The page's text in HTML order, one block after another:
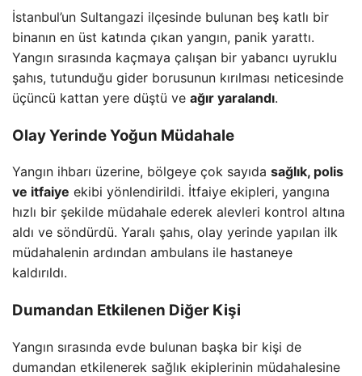
İstanbul’un Sultangazi ilçesinde bulunan beş katlı bir
binanın en üst katında çıkan yangın, panik yarattı.
Yangın sırasında kaçmaya çalışan bir yabancı uyruklu
şahıs, tutunduğu gider borusunun kırılması neticesinde
üçüncü kattan yere düştü ve ağır yaralandı.
Olay Yerinde Yoğun Müdahale
Yangın ihbarı üzerine, bölgeye çok sayıda sağlık, polis
ve itfaiye ekibi yönlendirildi. İtfaiye ekipleri, yangına
hızlı bir şekilde müdahale ederek alevleri kontrol altına
aldı ve söndürdü. Yaralı şahıs, olay yerinde yapılan ilk
müdahalenin ardından ambulans ile hastaneye
kaldırıldı.
Dumandan Etkilenen Diğer Kişi
Yangın sırasında evde bulunan başka bir kişi de
dumandan etkilenerek sağlık ekiplerinin müdahalesine